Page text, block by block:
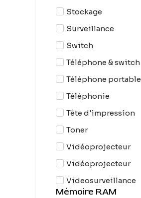
Stockage
Surveillance
Switch
Téléphone & switch
Téléphone portable
Téléphonie
Tête d'impression
Toner
Vidéoprojecteur
Vidéoprojecteur
Videosurveillance
Mémoire RAM